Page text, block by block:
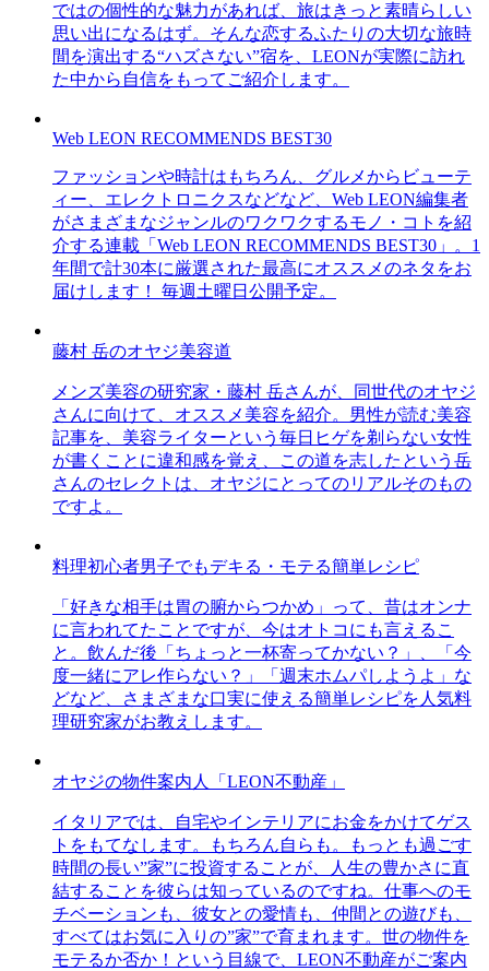
ではの個性的な魅力があれば、旅はきっと素晴らしい
思い出になるはず。そんな恋するふたりの大切な旅時
間を演出する“ハズさない”宿を、LEONが実際に訪れ
た中から自信をもってご紹介します。
Web LEON RECOMMENDS BEST30
ファッションや時計はもちろん、グルメからビューテ
ィー、エレクトロニクスなどなど、Web LEON編集者
がさまざまなジャンルのワクワクするモノ・コトを紹
介する連載「Web LEON RECOMMENDS BEST30」。1
年間で計30本に厳選された最高にオススメのネタをお
届けします！ 毎週土曜日公開予定。
藤村 岳のオヤジ美容道
メンズ美容の研究家・藤村 岳さんが、同世代のオヤジ
さんに向けて、オススメ美容を紹介。男性が読む美容
記事を、美容ライターという毎日ヒゲを剃らない女性
が書くことに違和感を覚え、この道を志したという岳
さんのセレクトは、オヤジにとってのリアルそのもの
ですよ。
料理初心者男子でもデキる・モテる簡単レシピ
「好きな相手は胃の腑からつかめ」って、昔はオンナ
に言われてたことですが、今はオトコにも言えるこ
と。飲んだ後「ちょっと一杯寄ってかない？」、「今
度一緒にアレ作らない？」「週末ホムパしようよ」な
どなど、さまざまな口実に使える簡単レシピを人気料
理研究家がお教えします。
オヤジの物件案内人「LEON不動産」
イタリアでは、自宅やインテリアにお金をかけてゲス
トをもてなします。もちろん自らも。もっとも過ごす
時間の長い”家”に投資することが、人生の豊かさに直
結することを彼らは知っているのですね。仕事へのモ
チベーションも、彼女との愛情も、仲間との遊びも、
すべてはお気に入りの”家”で育まれます。世の物件を
モテるか否か！という目線で、LEON不動産がご案内